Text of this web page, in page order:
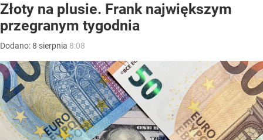
Złoty na plusie. Frank największym
przegranym tygodnia
Dodano:8 sierpnia 8:08